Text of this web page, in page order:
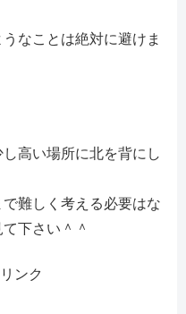
なことは絶対に避けま
高い場所に北を背にし
で難しく考える必要はな
下さい＾＾
ンク